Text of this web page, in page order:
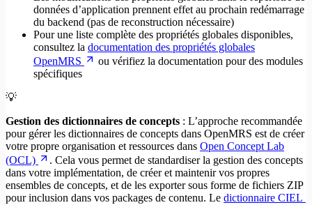
données d’application prennent effet au prochain redémarrage
du backend (pas de reconstruction nécessaire)
Pour une liste complète des propriétés globales disponibles,
consultez la documentation des propriétés globales
OpenMRS
ou vérifiez la documentation pour des modules
spécifiques
💡
Gestion des dictionnaires de concepts : L’approche recommandée
pour gérer les dictionnaires de concepts dans OpenMRS est de créer
votre propre organisation et ressources dans Open Concept Lab
(OCL)
. Cela vous permet de standardiser la gestion des concepts
dans votre implémentation, de créer et maintenir vos propres
ensembles de concepts, et de les exporter sous forme de fichiers ZIP
pour inclusion dans vos packages de contenu. Le dictionnaire CIEL